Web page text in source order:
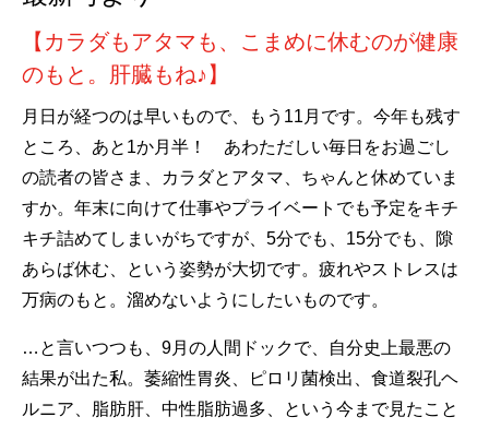
【カラダもアタマも、こまめに休むのが健康
のもと。肝臓もね♪】
月日が経つのは早いもので、もう11月です。今年も残す
ところ、あと1か月半！ あわただしい毎日をお過ごし
の読者の皆さま、カラダとアタマ、ちゃんと休めていま
すか。年末に向けて仕事やプライベートでも予定をキチ
キチ詰めてしまいがちですが、5分でも、15分でも、隙
あらば休む、という姿勢が大切です。疲れやストレスは
万病のもと。溜めないようにしたいものです。
…と言いつつも、9月の人間ドックで、自分史上最悪の
結果が出た私。萎縮性胃炎、ピロリ菌検出、食道裂孔ヘ
ルニア、脂肪肝、中性脂肪過多、という今まで見たこと